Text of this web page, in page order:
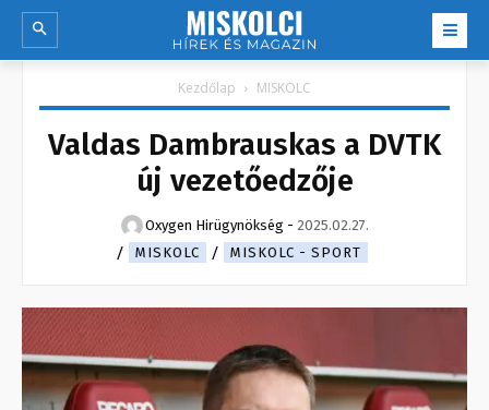
Kezdőlap MISKOLC
Valdas Dambrauskas a DVTK
új vezetőedzője
Oxygen Hirügynökség - 2025.02.27.
MISKOLC
MISKOLC - SPORT